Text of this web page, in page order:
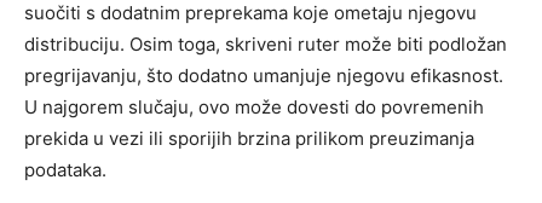
suočiti s dodatnim preprekama koje ometaju njegovu
distribuciju. Osim toga, skriveni ruter može biti podložan
pregrijavanju, što dodatno umanjuje njegovu efikasnost.
U najgorem slučaju, ovo može dovesti do povremenih
prekida u vezi ili sporijih brzina prilikom preuzimanja
podataka.